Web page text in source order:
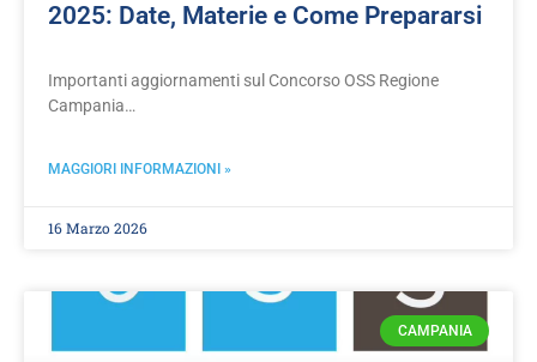
2025: Date, Materie e Come Prepararsi
Importanti aggiornamenti sul Concorso OSS Regione
Campania…
MAGGIORI INFORMAZIONI »
16 Marzo 2026
CAMPANIA